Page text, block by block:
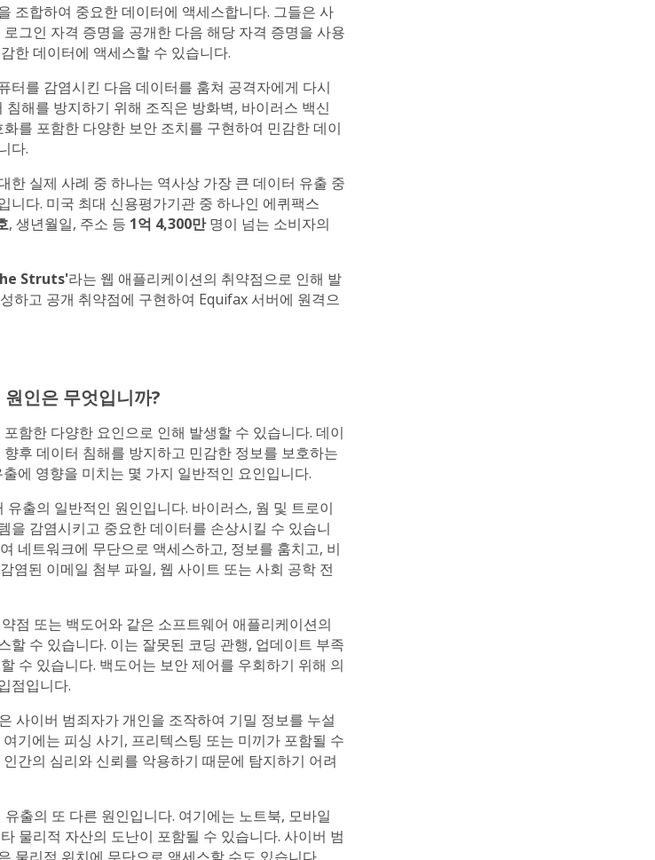
조합하여 중요한 데이터에 액세스합니다. 그들은 사
그인 자격 증명을 공개한 다음 해당 자격 증명을 사용
한 데이터에 액세스할 수 있습니다.
터를 감염시킨 다음 데이터를 훔쳐 공격자에게 다시
해를 방지하기 위해 조직은 방화벽, 바이러스 백신
를 포함한 다양한 보안 조치를 구현하여 민감한 데이
다.
한 실제 사례 중 하나는 역사상 가장 큰 데이터 유출 중
니다. 미국 최대 신용평가기관 중 하나인 에퀴팩스
, 생년월일, 주소 등 1억 4,300만명이 넘는 소비자의
Struts'라는 웹 애플리케이션의 취약점으로 인해 발
하고 공개 취약점에 구현하여 Equifax 서버에 원격으
인은 무엇입니까?
함한 다양한 요인으로 인해 발생할 수 있습니다. 데이
후 데이터 침해를 방지하고 민감한 정보를 보호하는
에 영향을 미치는 몇 가지 일반적인 요인입니다.
유출의 일반적인 원인입니다. 바이러스, 웜 및 트로이
을 감염시키고 중요한 데이터를 손상시킬 수 있습니
네트워크에 무단으로 액세스하고, 정보를 훔치고, 비
염된 이메일 첨부 파일, 웹 사이트 또는 사회 공학 전
점 또는 백도어와 같은 소프트웨어 애플리케이션의
할 수 있습니다. 이는 잘못된 코딩 관행, 업데이트 부족
수 있습니다. 백도어는 보안 제어를 우회하기 위해 의
점입니다.
사이버 범죄자가 개인을 조작하여 기밀 정보를 누설
기에는 피싱 사기, 프리텍스팅 또는 미끼가 포함될 수
간의 심리와 신뢰를 악용하기 때문에 탐지하기 어려
출의 또 다른 원인입니다. 여기에는 노트북, 모바일
물리적 자산의 도난이 포함될 수 있습니다. 사이버 범